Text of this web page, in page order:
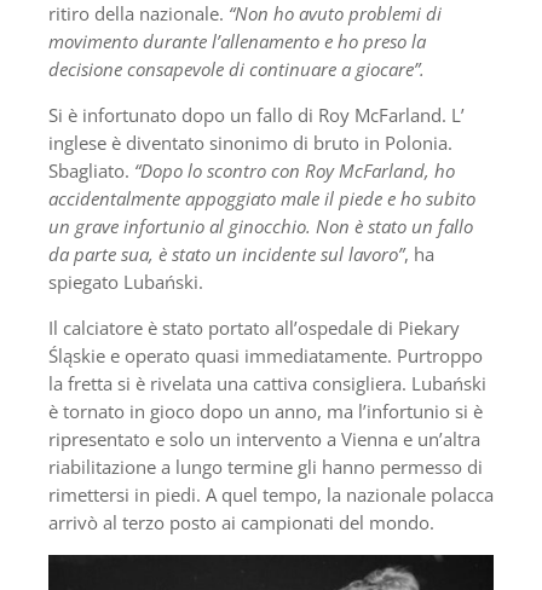
ritiro della nazionale. “Non ho avuto problemi di
movimento durante l’allenamento e ho preso la
decisione consapevole di continuare a giocare”.
Si è infortunato dopo un fallo di Roy McFarland. L’
inglese è diventato sinonimo di bruto in Polonia.
Sbagliato. “Dopo lo scontro con Roy McFarland, ho
accidentalmente appoggiato male il piede e ho subito
un grave infortunio al ginocchio. Non è stato un fallo
da parte sua, è stato un incidente sul lavoro”, ha
spiegato Lubański.
Il calciatore è stato portato all’ospedale di Piekary
Śląskie e operato quasi immediatamente. Purtroppo
la fretta si è rivelata una cattiva consigliera. Lubański
è tornato in gioco dopo un anno, ma l’infortunio si è
ripresentato e solo un intervento a Vienna e un’altra
riabilitazione a lungo termine gli hanno permesso di
rimettersi in piedi. A quel tempo, la nazionale polacca
arrivò al terzo posto ai campionati del mondo.